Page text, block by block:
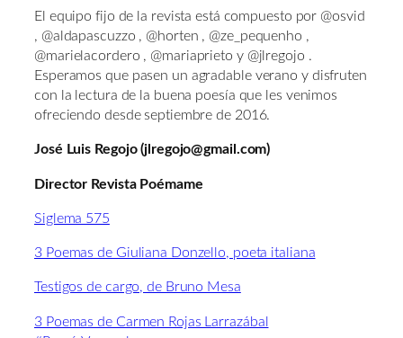
El equipo fijo de la revista está compuesto por @osvid
, @aldapascuzzo , @horten , @ze_pequenho ,
@marielacordero , @mariaprieto y @jlregojo .
Esperamos que pasen un agradable verano y disfruten
con la lectura de la buena poesía que les venimos
ofreciendo desde septiembre de 2016.
José Luis Regojo (jlregojo@gmail.com)
Director Revista Poémame
Siglema 575
3 Poemas de Giuliana Donzello, poeta italiana
Testigos de cargo, de Bruno Mesa
3 Poemas de Carmen Rojas Larrazábal